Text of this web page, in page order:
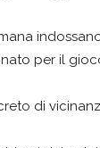
per il
di